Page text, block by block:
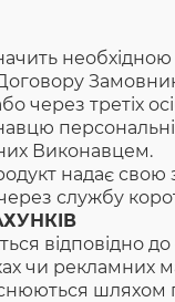
через третіх
персональні
Виконавцем.
надає свою
службу
чи рекламних